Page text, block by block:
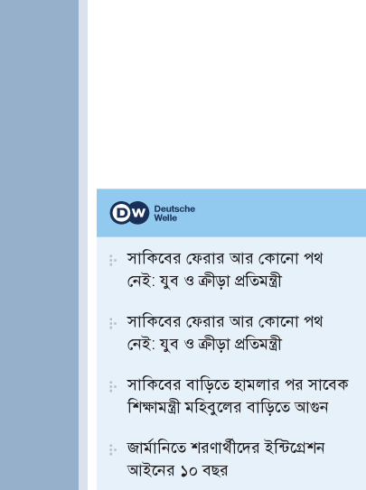
সাকিবের ফেরার আর কোনো পথ
নেই: যুব ও ক্রীড়া প্রতিমন্ত্রী
সাকিবের ফেরার আর কোনো পথ
নেই: যুব ও ক্রীড়া প্রতিমন্ত্রী
সাকিবের বাড়িতে হামলার পর সাবেক
শিক্ষামন্ত্রী মহিবুলের বাড়িতে আগুন
জার্মানিতে শরণার্থীদের ইন্টিগ্রেশন
আইনের ১০ বছর